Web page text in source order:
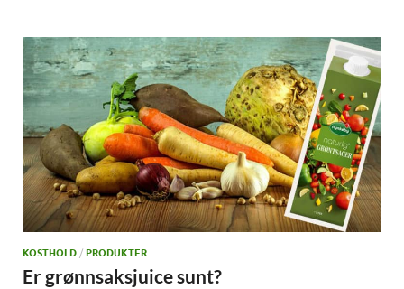
KOSTHOLD / PRODUKTER
Er grønnsaksjuice sunt?